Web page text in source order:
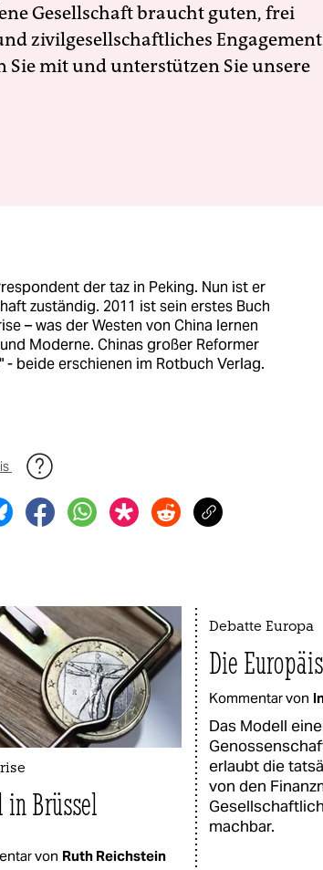
Gesellschaft braucht guten, frei
zivilgesellschaftliches
Sie mit und unterstützen Sie unsere
der taz in Peking. Nun ist er
zuständig. 2011 ist sein erstes Buch
– was der Westen von China lernen
Moderne. Chinas großer Reformer
beide erschienen im Rotbuch Verlag.
Brüssel
von Ruth Reichstein
Debatte Europa
Die
Kommentar von
Das Modell
erlaubt die
von den
machbar.